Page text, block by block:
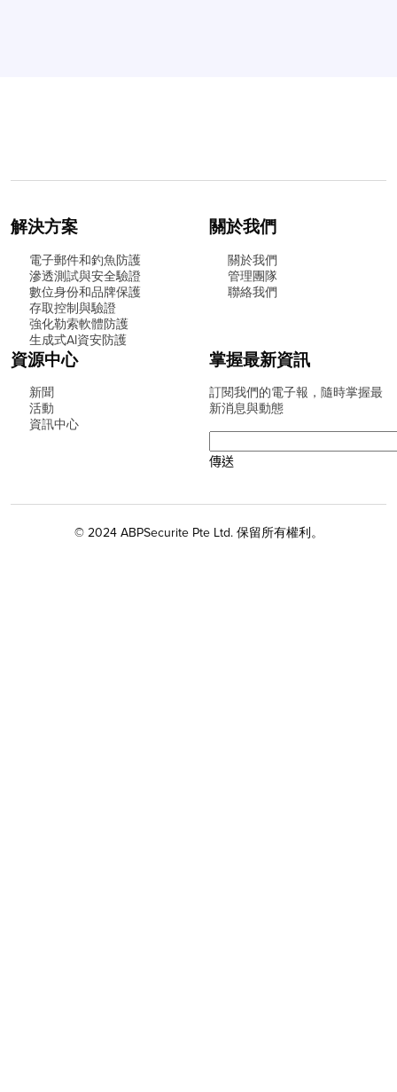
解決方案
電子郵件和釣魚防護
滲透測試與安全驗證
數位身份和品牌保護
存取控制與驗證
強化勒索軟體防護
生成式AI資安防護
關於我們
關於我們
管理團隊
聯絡我們
資源中心
新聞
活動
資訊中心
掌握最新資訊
訂閱我們的電子報，隨時掌握最
新消息與動態
© 2024 ABPSecurite Pte Ltd. 保留所有權利。